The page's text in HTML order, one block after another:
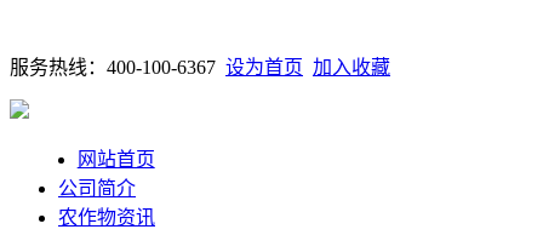
服务热线：400-100-6367 设为首页 加入收藏
网站首页
公司简介
农作物资讯